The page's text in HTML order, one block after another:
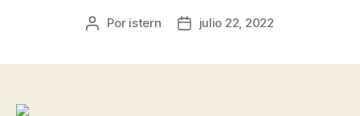
Autor
Por istern
Fechajulio 22, 2022